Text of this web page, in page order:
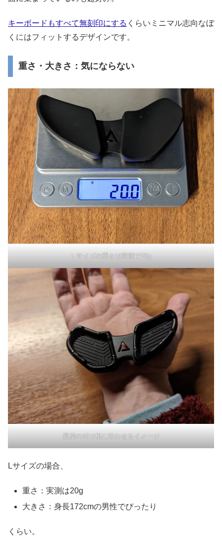
キーボードもすべて無刻印にする くらいミニマル志向なぼ
くにはフィットするデザインです。
重さ・大きさ：気にならない
L サイズの重さは実測で20g
親指の付け根に沿わせるイメージ
Lサイズの場合、
重さ：実測は20g
大きさ：身長172cmの男性でぴったり
くらい。